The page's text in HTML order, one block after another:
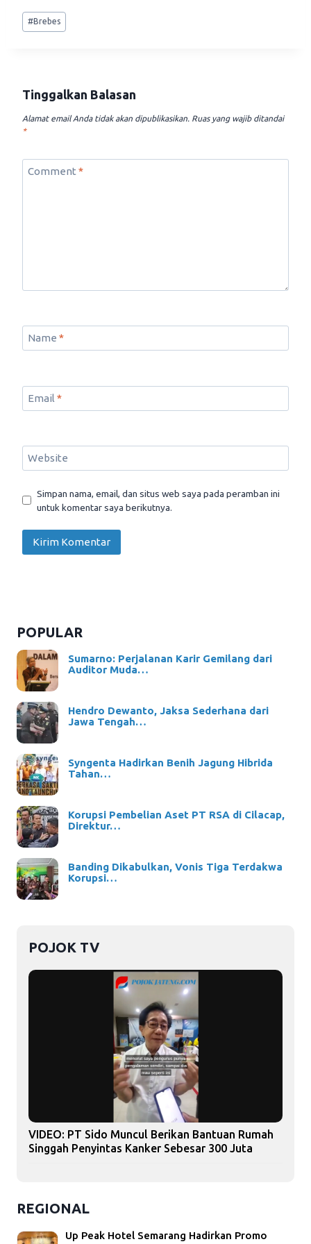
Post
Tags:
#Brebes
Tinggalkan Balasan
Alamat email Anda tidak akan dipublikasikan. Ruas yang wajib ditandai
*
Comment *
Name *
Email *
Website
Simpan nama, email, dan situs web saya pada peramban ini
untuk komentar saya berikutnya.
POPULAR
Sumarno: Perjalanan Karir Gemilang dari
Auditor Muda…
Hendro Dewanto, Jaksa Sederhana dari
Jawa Tengah…
Syngenta Hadirkan Benih Jagung Hibrida
Tahan…
Korupsi Pembelian Aset PT RSA di Cilacap,
Direktur…
Banding Dikabulkan, Vonis Tiga Terdakwa
Korupsi…
POJOK TV
VIDEO: PT Sido Muncul Berikan Bantuan Rumah
Singgah Penyintas Kanker Sebesar 300 Juta
REGIONAL
Up Peak Hotel Semarang Hadirkan Promo